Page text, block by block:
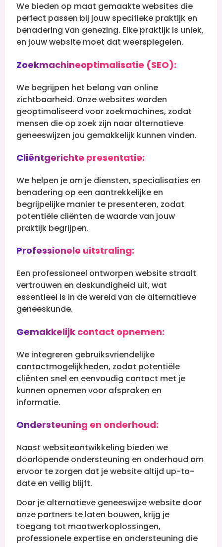
We bieden op maat gemaakte websites die
perfect passen bij jouw specifieke praktijk en
benadering van genezing. Elke praktijk is uniek,
en jouw website moet dat weerspiegelen.
Zoekmachineoptimalisatie (SEO):
We begrijpen het belang van online
zichtbaarheid. Onze websites worden
geoptimaliseerd voor zoekmachines, zodat
mensen die op zoek zijn naar alternatieve
geneeswijzen jou gemakkelijk kunnen vinden.
Cliëntgerichte presentatie:
We helpen je om je diensten, specialisaties en
benadering op een aantrekkelijke en
begrijpelijke manier te presenteren, zodat
potentiële cliënten de waarde van jouw
praktijk begrijpen.
Professionele uitstraling:
Een professioneel ontworpen website straalt
vertrouwen en deskundigheid uit, wat
essentieel is in de wereld van de alternatieve
geneeskunde.
Gemakkelijk contact opnemen:
We integreren gebruiksvriendelijke
contactmogelijkheden, zodat potentiële
cliënten snel en eenvoudig contact met je
kunnen opnemen voor afspraken en
informatie.
Ondersteuning en onderhoud:
Naast websiteontwikkeling bieden we
doorlopende ondersteuning en onderhoud om
ervoor te zorgen dat je website altijd up-to-
date en veilig blijft.
Door je alternatieve geneeswijze website door
onze partners te laten bouwen, krijg je
toegang tot maatwerkoplossingen,
professionele expertise en ondersteuning die